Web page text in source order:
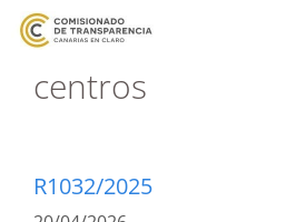
centros
R1032/2025